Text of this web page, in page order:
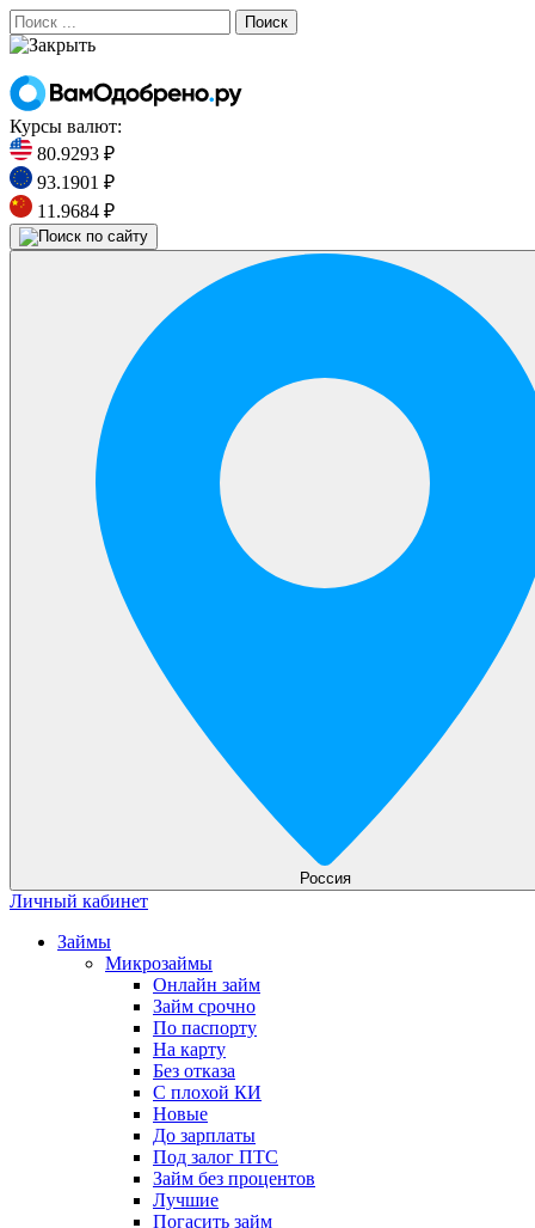
Поиск
Курсы валют:
80.9293 ₽
93.1901 ₽
11.9684 ₽
Россия
Личный кабинет
Займы
Микрозаймы
Онлайн займ
Займ срочно
По паспорту
На карту
Без отказа
С плохой КИ
Новые
До зарплаты
Под залог ПТС
Займ без процентов
Лучшие
Погасить займ